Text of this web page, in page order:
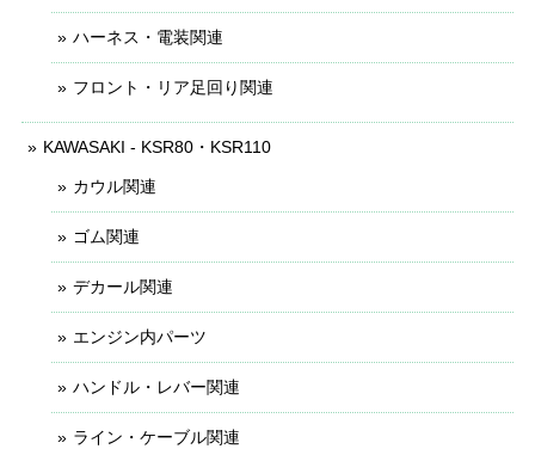
ハーネス・電装関連
フロント・リア足回り関連
KAWASAKI - KSR80・KSR110
カウル関連
ゴム関連
デカール関連
エンジン内パーツ
ハンドル・レバー関連
ライン・ケーブル関連